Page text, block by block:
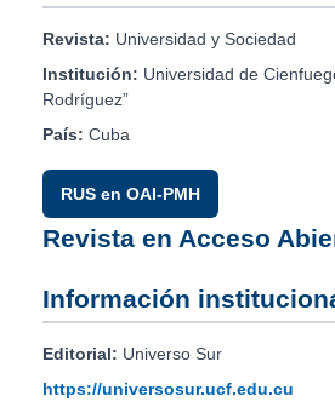
Revista: Universidad y Sociedad
Institución: Universidad de
Rodríguez”
País: Cuba
RUS en OAI-PMH
Revista en Acceso
Información
Editorial: Universo Sur
https://universosur.ucf.edu.cu